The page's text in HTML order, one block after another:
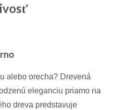
alebo orecha? Drevená
eleganciu priamo na
dreva predstavuje